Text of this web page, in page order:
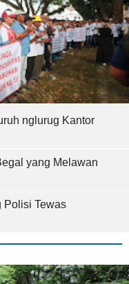
nglurug Kantor
yang Melawan
Polisi Tewas